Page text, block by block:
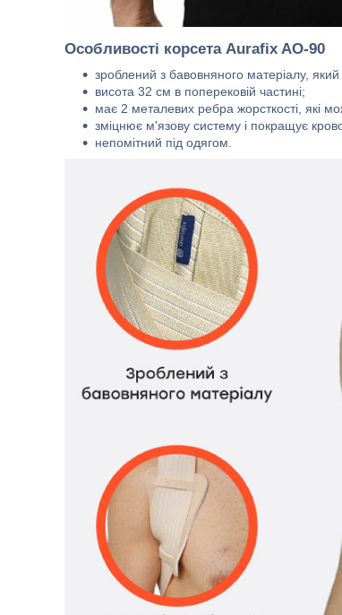
Особливості корсета Aurafix AO-90
зроблений з бавовняного матеріалу,
висота 32 см в поперековій частині;
має 2 металевих ребра жорсткості, які
зміцнює м'язову систему і покращує
непомітний під одягом.